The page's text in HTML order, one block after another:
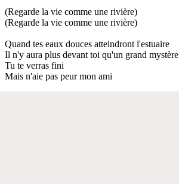
(Regarde la vie comme une rivière)
(Regarde la vie comme une rivière)
Quand tes eaux douces atteindront l'estuaire
Il n'y aura plus devant toi qu'un grand mystère
Tu te verras fini
Mais n'aie pas peur mon ami